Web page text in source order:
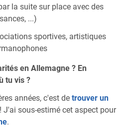
la suite sur place avec des
...)
sportives, artistiques
en Allemagne ? En
tu vis ?
années, c'est de trouver un
! J'ai sous-estimé cet aspect pour
.